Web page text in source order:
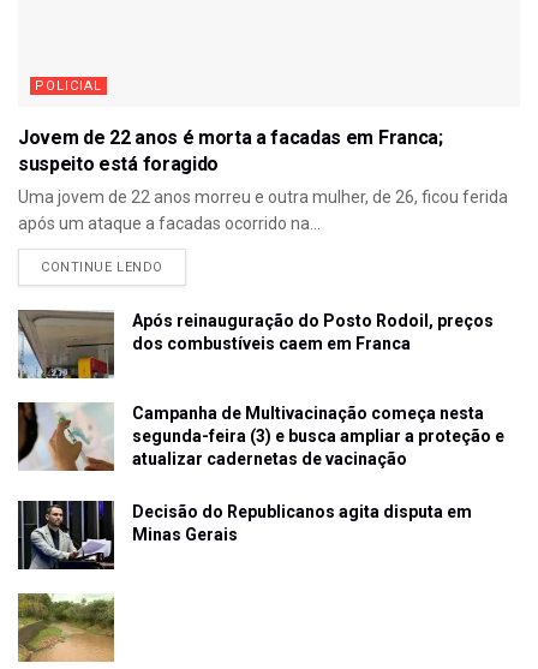
POLICIAL
Jovem de 22 anos é morta a facadas em Franca;
suspeito está foragido
Uma jovem de 22 anos morreu e outra mulher, de 26, ficou ferida
após um ataque a facadas ocorrido na...
CONTINUE LENDO
Após reinauguração do Posto Rodoil, preços
dos combustíveis caem em Franca
Campanha de Multivacinação começa nesta
segunda-feira (3) e busca ampliar a proteção e
atualizar cadernetas de vacinação
Decisão do Republicanos agita disputa em
Minas Gerais